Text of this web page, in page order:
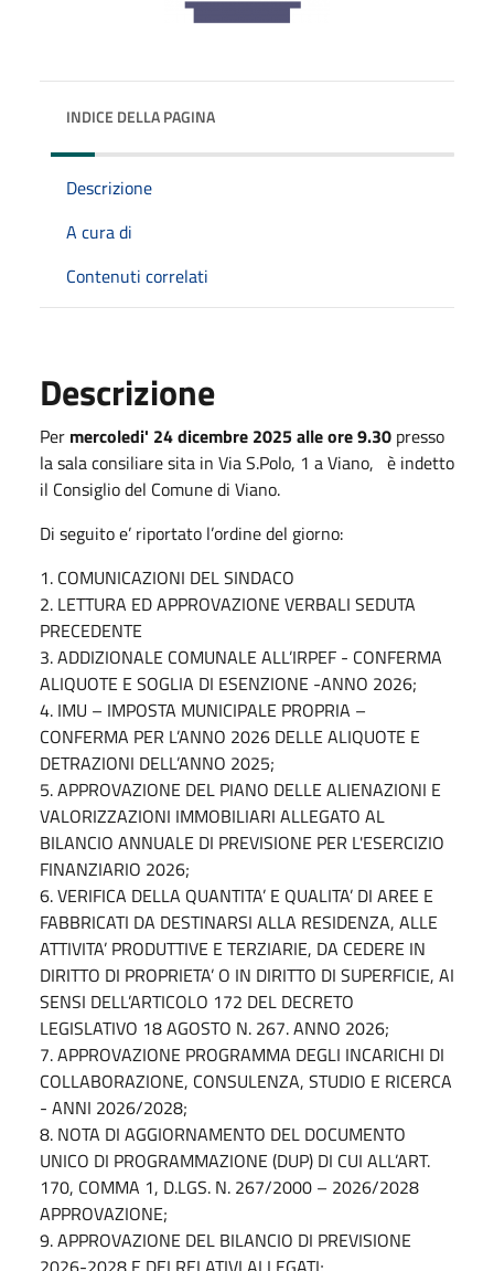
INDICE DELLA PAGINA
Descrizione
A cura di
Contenuti correlati
Descrizione
Per mercoledi' 24 dicembre 2025alle ore 9.30 presso
la sala consiliare sita in Via S.Polo, 1 a Viano, è indetto
il Consiglio del Comune di Viano.
Di seguito e’ riportato l’ordine del giorno:
1. COMUNICAZIONI DEL SINDACO
2. LETTURA ED APPROVAZIONE VERBALI SEDUTA
PRECEDENTE
3. ADDIZIONALE COMUNALE ALL’IRPEF - CONFERMA
ALIQUOTE E SOGLIA DI ESENZIONE -ANNO 2026;
4. IMU – IMPOSTA MUNICIPALE PROPRIA –
CONFERMA PER L’ANNO 2026 DELLE ALIQUOTE E
DETRAZIONI DELL’ANNO 2025;
5. APPROVAZIONE DEL PIANO DELLE ALIENAZIONI E
VALORIZZAZIONI IMMOBILIARI ALLEGATO AL
BILANCIO ANNUALE DI PREVISIONE PER L'ESERCIZIO
FINANZIARIO 2026;
6. VERIFICA DELLA QUANTITA’ E QUALITA’ DI AREE E
FABBRICATI DA DESTINARSI ALLA RESIDENZA, ALLE
ATTIVITA’ PRODUTTIVE E TERZIARIE, DA CEDERE IN
DIRITTO DI PROPRIETA’ O IN DIRITTO DI SUPERFICIE, AI
SENSI DELL’ARTICOLO 172 DEL DECRETO
LEGISLATIVO 18 AGOSTO N. 267. ANNO 2026;
7. APPROVAZIONE PROGRAMMA DEGLI INCARICHI DI
COLLABORAZIONE, CONSULENZA, STUDIO E RICERCA
- ANNI 2026/2028;
8. NOTA DI AGGIORNAMENTO DEL DOCUMENTO
UNICO DI PROGRAMMAZIONE (DUP) DI CUI ALL’ART.
170, COMMA 1, D.LGS. N. 267/2000 – 2026/2028
APPROVAZIONE;
9. APPROVAZIONE DEL BILANCIO DI PREVISIONE